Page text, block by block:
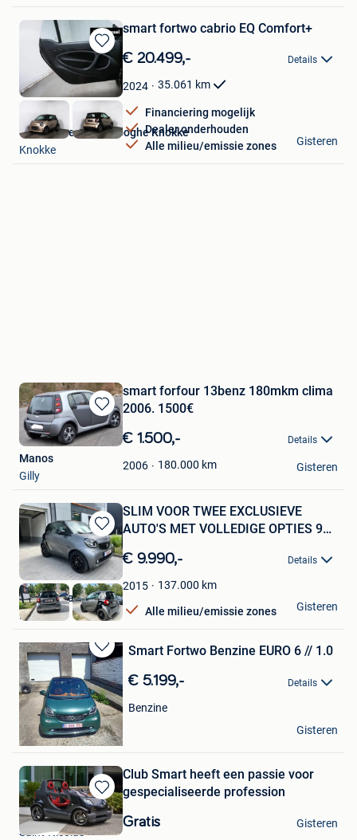
Bewaren
in
Mijn
Favorieten
smart fortwo cabrio EQ Comfort+
€ 20.499,- Details
2024 35.061 km
Financiering mogelijk
Dealer onderhouden
Alle milieu/emissie zones
Van Mossel Vereenooghe Knokke
Knokke
Gisteren
Bewaren
in
Mijn
Favorieten
smart forfour 13benz 180mkm clima
2006. 1500€
€ 1.500,- Details
2006 180.000 km
Manos
Gilly
Gisteren
Bewaren
in
Mijn
Favorieten
SLIM VOOR TWEE EXCLUSIEVE
AUTO'S MET VOLLEDIGE OPTIES 90
€ 9.990,- Details
2015 137.000 km
Alle milieu/emissie zones
Car One sa
Evere
Gisteren
Bewaren
in
Mijn
Favorieten
Smart Fortwo Benzine EURO 6 // 1.0
€ 5.199,- Details
Benzine
The_80BET
Mere
Gisteren
Bewaren
in
Mijn
Club Smart heeft een passie voor
gespecialiseerde profession
Gratis
CARLOSMART
Saint-Nicolas
Gisteren